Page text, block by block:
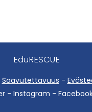
EduRESCUE
Saavutettavuus -
- Instagram -